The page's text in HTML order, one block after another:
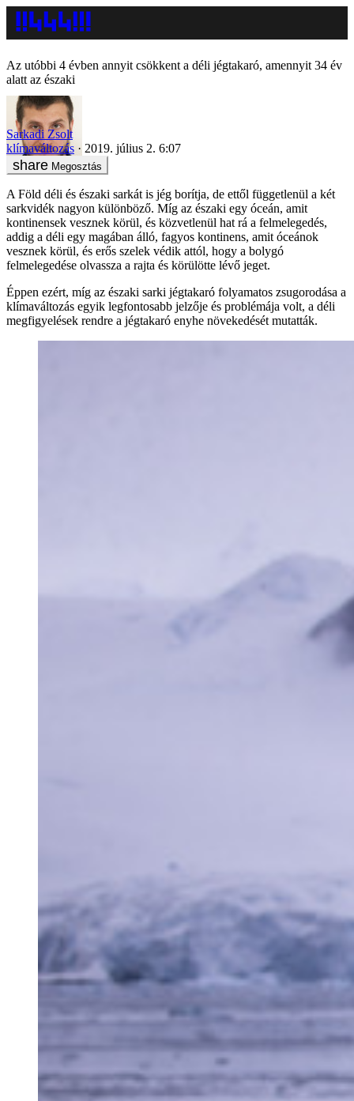
Az utóbbi 4 évben annyit csökkent a déli jégtakaró, amennyit 34 év
alatt az északi
Sarkadi Zsolt
klímaváltozás
2019. július 2. 6:07
Megosztás
A Föld déli és északi sarkát is jég borítja, de ettől függetlenül a két
sarkvidék nagyon különböző. Míg az északi egy óceán, amit
kontinensek vesznek körül, és közvetlenül hat rá a felmelegedés,
addig a déli egy magában álló, fagyos kontinens, amit óceánok
vesznek körül, és erős szelek védik attól, hogy a bolygó
felmelegedése olvassza a rajta és körülötte lévő jeget.
Éppen ezért, míg az északi sarki jégtakaró folyamatos zsugorodása a
klímaváltozás egyik legfontosabb jelzője és problémája volt, a déli
megfigyelések rendre a jégtakaró enyhe növekedését mutatták.